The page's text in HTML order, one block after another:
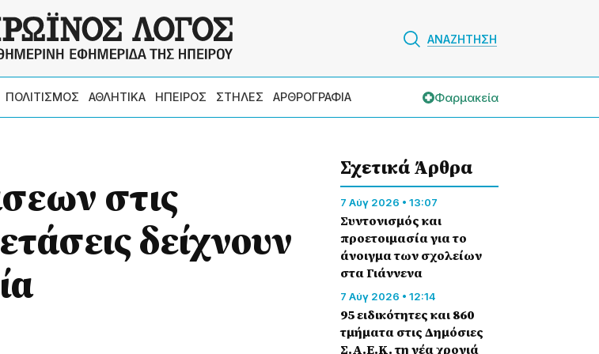
ΑΝΑΖΗΤΗΣΗ
ΠΟΛΙΤΙΣΜΟΣ ΑΘΛΗΤΙΚΑ ΗΠΕΙΡΟΣ ΣΤΗΛΕΣ ΑΡΘΡΟΓΡΑΦΙΑ Φαρμακεία
στις
δείχνουν
Σχετικά Άρθρα
7 Αύγ 2026 • 13:07
Συντονισμός και
προετοιμασία για το
άνοιγμα των σχολείων
στα Γιάννενα
7 Αύγ 2026 • 12:14
95 ειδικότητες και 860
τμήματα στις Δημόσιες
Σ.Α.Ε.Κ. τη νέα χρονιά